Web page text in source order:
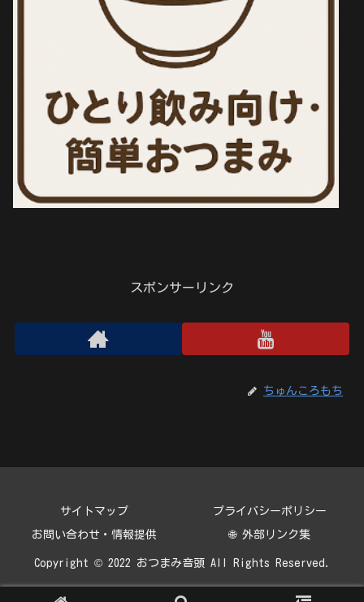
スポンサーリンク
ちゅんころもち
サイトマップ プライバシーポリシー
お問い合わせ・情報提供 🌐 外部リンク集
Copyright © 2022 おつまみ音頭 All Rights Reserved.